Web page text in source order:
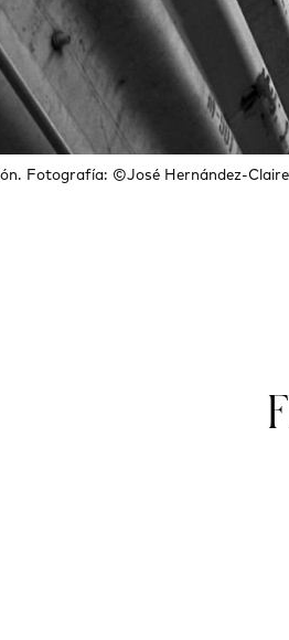
Fotografía: ©José Hernández-Claire